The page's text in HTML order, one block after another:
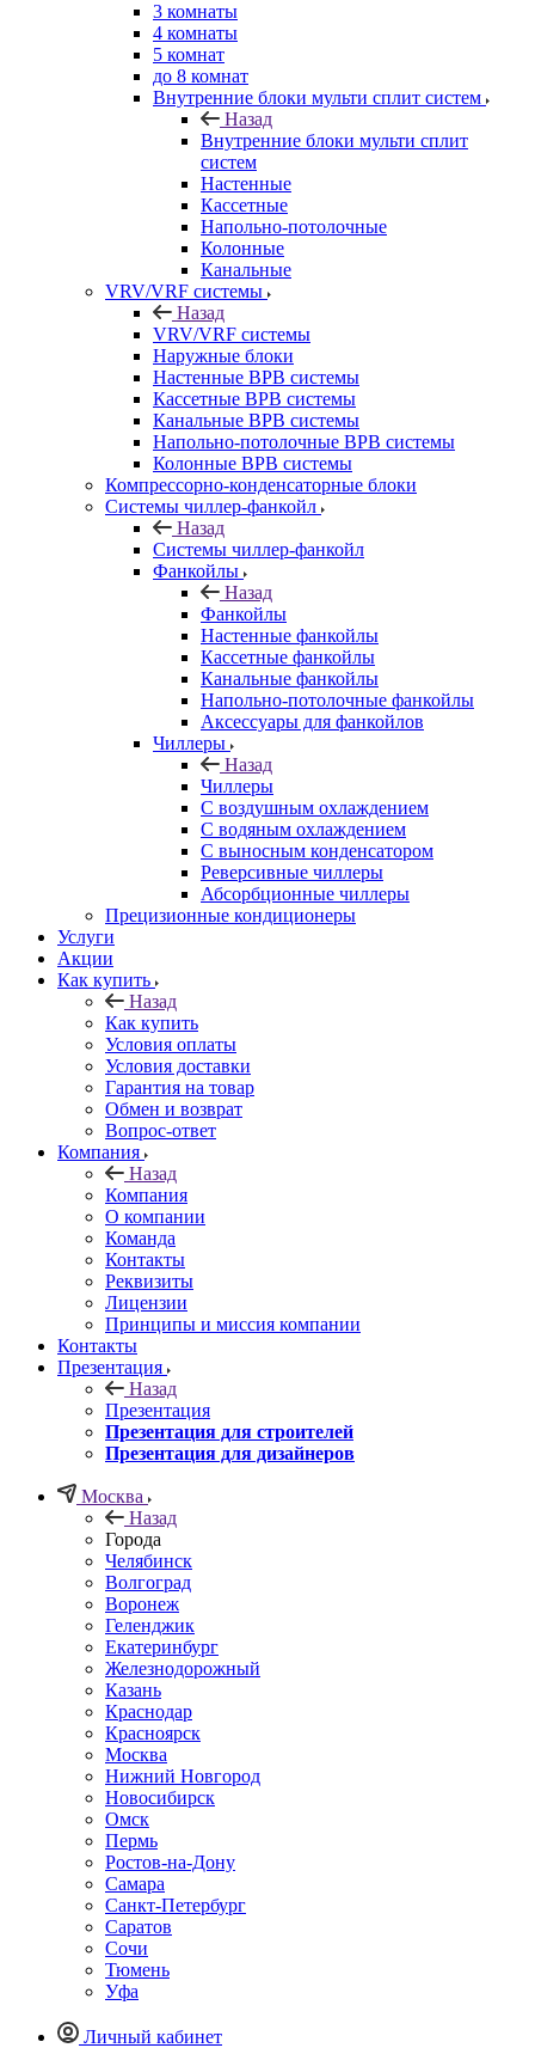
3 комнаты
4 комнаты
5 комнат
до 8 комнат
Внутренние блоки мульти сплит систем
Назад
Внутренние блоки мульти сплит
систем
Настенные
Кассетные
Напольно-потолочные
Колонные
Канальные
VRV/VRF системы
Назад
VRV/VRF системы
Наружные блоки
Настенные ВРВ системы
Кассетные ВРВ системы
Канальные ВРВ системы
Напольно-потолочные ВРВ системы
Колонные ВРВ системы
Компрессорно-конденсаторные блоки
Системы чиллер-фанкойл
Назад
Системы чиллер-фанкойл
Фанкойлы
Назад
Фанкойлы
Настенные фанкойлы
Кассетные фанкойлы
Канальные фанкойлы
Напольно-потолочные фанкойлы
Аксессуары для фанкойлов
Чиллеры
Назад
Чиллеры
С воздушным охлаждением
С водяным охлаждением
С выносным конденсатором
Реверсивные чиллеры
Абсорбционные чиллеры
Прецизионные кондиционеры
Услуги
Акции
Как купить
Назад
Как купить
Условия оплаты
Условия доставки
Гарантия на товар
Обмен и возврат
Вопрос-ответ
Компания
Назад
Компания
О компании
Команда
Контакты
Реквизиты
Лицензии
Принципы и миссия компании
Контакты
Презентация
Назад
Презентация
Презентация для строителей
Презентация для дизайнеров
Москва
Назад
Города
Челябинск
Волгоград
Воронеж
Геленджик
Екатеринбург
Железнодорожный
Казань
Краснодар
Красноярск
Москва
Нижний Новгород
Новосибирск
Омск
Пермь
Ростов-на-Дону
Самара
Санкт-Петербург
Саратов
Сочи
Тюмень
Уфа
Личный кабинет